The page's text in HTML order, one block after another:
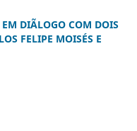
DIÃLOGO COM DOIS
FELIPE MOISÉS E